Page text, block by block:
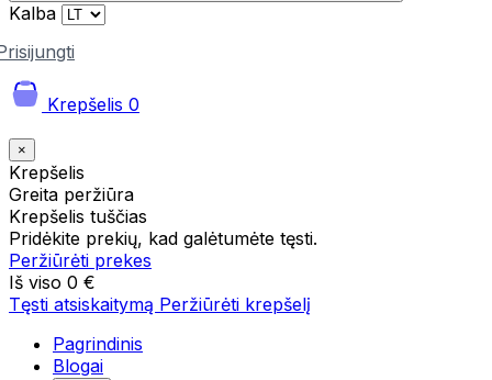
Kalba
Krepšelis 0
×
Krepšelis
Greita peržiūra
Krepšelis tuščias
Pridėkite prekių, kad galėtumėte tęsti.
Peržiūrėti prekes
Iš viso 0 €
Tęsti atsiskaitymą Peržiūrėti krepšelį
Pagrindinis
Blogai